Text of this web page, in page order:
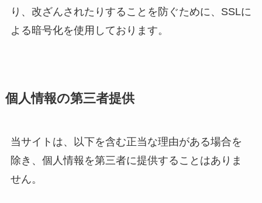
り、改ざんされたりすることを防ぐために、SSLに
よる暗号化を使用しております。
個人情報の第三者提供
当サイトは、以下を含む正当な理由がある場合を
除き、個人情報を第三者に提供することはありま
せん。